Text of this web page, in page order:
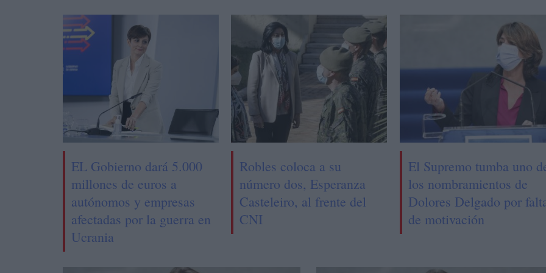
EL Gobierno dará 5.000
millones de euros a
autónomos y empresas
afectadas por la guerra en
Ucrania
Robles coloca a su
número dos, Esperanza
Casteleiro, al frente del
CNI
El Supremo tumba uno
los nombramientos de
Dolores Delgado por
de motivación